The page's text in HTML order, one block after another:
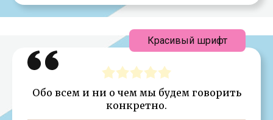
Обо всем и ни о чем мы будем говорить
конкретно.
Красивый шрифт